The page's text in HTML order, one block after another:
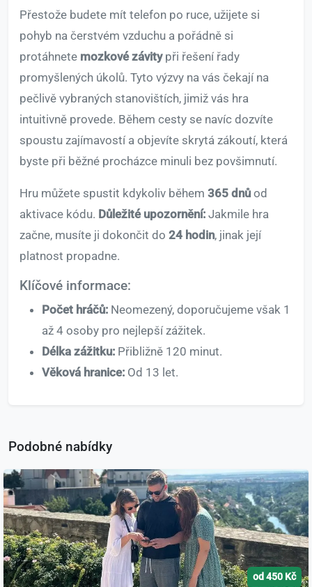
Přestože budete mít telefon po ruce, užijete si
pohyb na čerstvém vzduchu a pořádně si
protáhnete mozkové závitypři řešení řady
promyšlených úkolů. Tyto výzvy na vás čekají na
pečlivě vybraných stanovištích, jimiž vás hra
intuitivně provede. Během cesty se navíc dozvíte
spoustu zajímavostí a objevíte skrytá zákoutí, která
byste při běžné procházce minuli bez povšimnutí.
Hru můžete spustit kdykoliv během 365 dnů od
aktivace kódu. Důležité upozornění: Jakmile hra
začne, musíte ji dokončit do 24 hodin, jinak její
platnost propadne.
Klíčové informace:
Počet hráčů: Neomezený, doporučujeme však 1
až 4 osoby pro nejlepší zážitek.
Délka zážitku: Přibližně 120 minut.
Věková hranice: Od 13 let.
Podobné nabídky
od 450 Kč